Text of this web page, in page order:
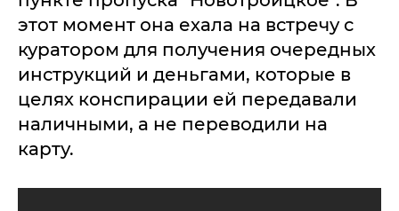
этот момент она ехала на встречу с
куратором для получения очередных
инструкций и деньгами, которые в
целях конспирации ей передавали
наличными, а не переводили на
карту.